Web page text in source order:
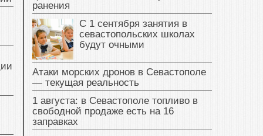
ранения
С 1 сентября занятия в
севастопольских школах
будут очными
Атаки морских дронов в Севастополе
— текущая реальность
1 августа: в Севастополе топливо в
свободной продаже есть на 16
заправках